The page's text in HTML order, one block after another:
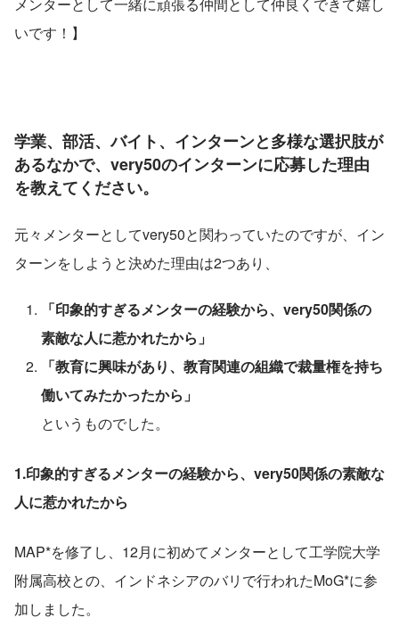
いです！】
学業、部活、バイト、インターンと多様な選択肢が
あるなかで、very50のインターンに応募した理由
を教えてください。
元々メンターとしてvery50と関わっていたのですが、イン
ターンをしようと決めた理由は2つあり、
「印象的すぎるメンターの経験から、very50関係の
素敵な人に惹かれたから」
「教育に興味があり、教育関連の組織で裁量権を持ち
働いてみたかったから」
というものでした。
1.印象的すぎるメンターの経験から、very50関係の素敵な
人に惹かれたから
MAP*を修了し、12月に初めてメンターとして工学院大学
附属高校との、インドネシアのバリで行われたMoG*に参
加しました。